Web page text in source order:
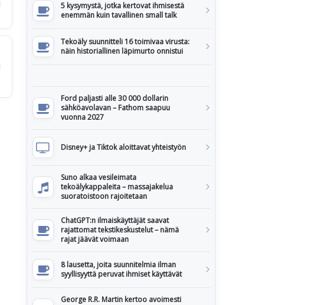
5 kysymystä, jotka kertovat ihmisestä
enemmän kuin tavallinen small talk
Tekoäly suunnitteli 16 toimivaa virusta:
näin historiallinen läpimurto onnistui
Ford paljasti alle 30 000 dollarin
sähköavolavan – Fathom saapuu
vuonna 2027
Disney+ ja Tiktok aloittavat yhteistyön
Suno alkaa vesileimata
tekoälykappaleita – massajakelua
suoratoistoon rajoitetaan
ChatGPT:n ilmaiskäyttäjät saavat
rajattomat tekstikeskustelut – nämä
rajat jäävät voimaan
8 lausetta, joita suunnitelmia ilman
syyllisyyttä peruvat ihmiset käyttävät
George R.R. Martin kertoo avoimesti